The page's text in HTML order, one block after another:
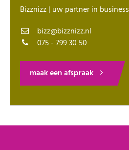
Bizznizz | uw partner in business
bizz@bizznizz.nl
075 - 799 30 50
maak een afspraak